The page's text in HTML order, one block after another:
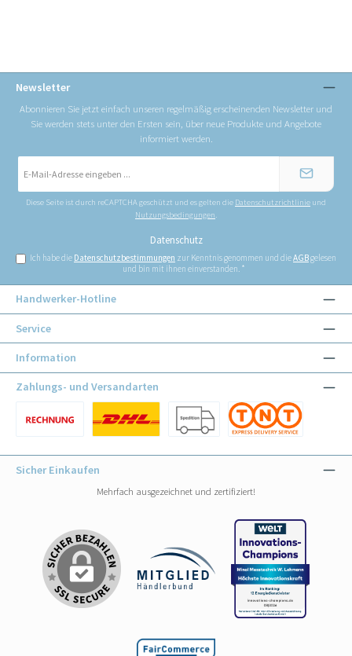
Newsletter
Abonnieren Sie jetzt einfach unseren regelmäßig erscheinenden Newsletter und
Sie werden stets unter den Ersten sein, über neue Produkte und Angebote
informiert werden.
Mail-
Diese Seite ist durch reCAPTCHA geschützt und es gelten die Datenschutzrichtlinie und
Nutzungsbedingungen.
Datenschutz
Ich habe die Datenschutzbestimmungen zur Kenntnis genommen und dieAGBgelesen
und bin mit ihnen einverstanden. *
Handwerker-Hotline
Service
Information
Zahlungs- und Versandarten
Sicher Einkaufen
Mehrfach ausgezeichnet und zertifiziert!